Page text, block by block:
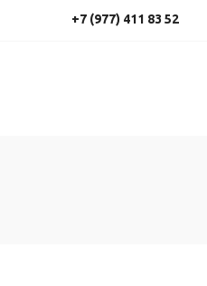
+7 (977) 411 83 52